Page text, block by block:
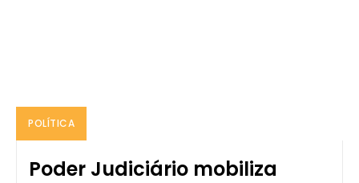
POLÍTICA
Poder Judiciário mobiliza